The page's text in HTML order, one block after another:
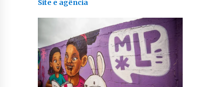
Site e agência